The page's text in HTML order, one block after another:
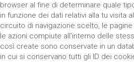
browser al fine di determinare quale
in funzione dei dati relativi alla tu visita
circuito di navigazione scelto, le
le azioni compiute all’interno delle
così create sono conservate in un
in cui si conservano tutti gli ID dei